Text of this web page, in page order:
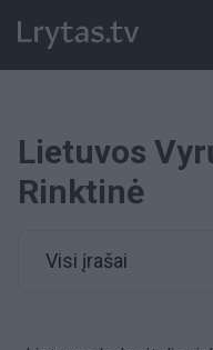
Lietuvos
Rinktinė
Visi įrašai